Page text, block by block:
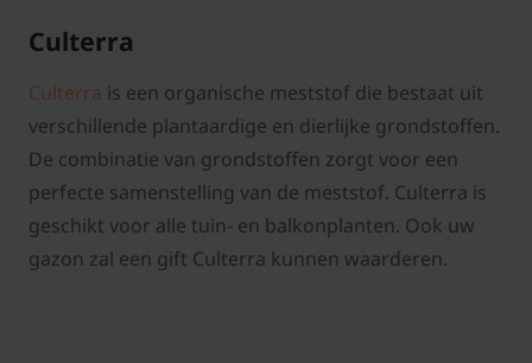
Culterra
Culterra is een organische meststof die bestaat uit
verschillende plantaardige en dierlijke grondstoffen.
De combinatie van grondstoffen zorgt voor een
perfecte samenstelling van de meststof. Culterra is
geschikt voor alle tuin- en balkonplanten. Ook uw
gazon zal een gift Culterra kunnen waarderen.